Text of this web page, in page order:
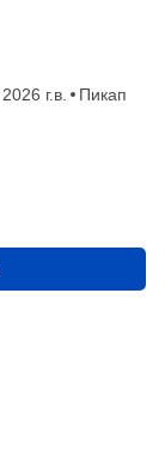
2026 г.в. Пикап